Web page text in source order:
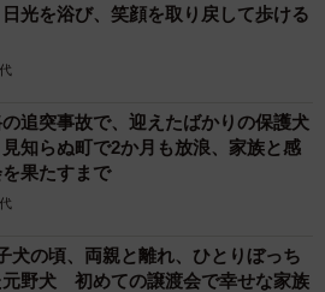
光を浴び、笑顔を取り戻して歩ける
追突事故で、迎えたばかりの保護犬
知らぬ町で2か月も放浪、家族と感
果たすまで
犬の頃、両親と離れ、ひとりぼっち
元野犬 初めての譲渡会で幸せな家族